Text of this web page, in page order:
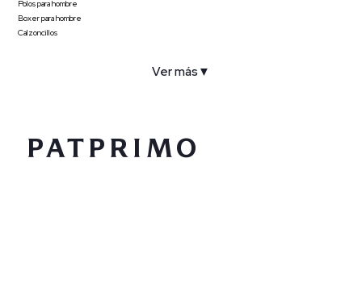
Polos para hombre
Boxer para hombre
Calzoncillos
Ver más ▼